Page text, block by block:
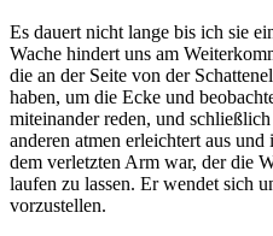
Es dauert nicht lange bis ich sie
Wache hindert uns am
die an der Seite von der
haben, um die Ecke und
miteinander reden, und
anderen atmen erleichtert aus
dem verletzten Arm war, der die
laufen zu lassen. Er wendet sich
vorzustellen.